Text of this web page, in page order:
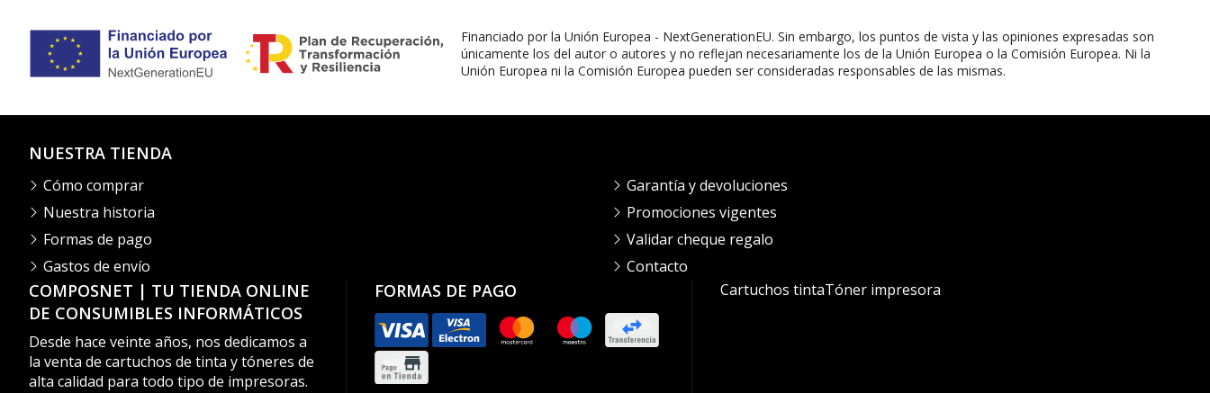
Financiado por la Unión Europea - NextGenerationEU. Sin embargo, los puntos de vista y las opiniones expresadas son
únicamente los del autor o autores y no reflejan necesariamente los de la Unión Europea o la Comisión Europea. Ni la
Unión Europea ni la Comisión Europea pueden ser consideradas responsables de las mismas.
COMPOSNET | TU TIENDA ONLINE
DE CONSUMIBLES INFORMÁTICOS
Desde hace veinte años, nos dedicamos a
la venta de cartuchos de tinta y tóneres de
alta calidad para todo tipo de impresoras.
FORMAS DE PAGO
NUESTRA TIENDA
Cómo comprar
Nuestra historia
Formas de pago
Gastos de envío
Garantía y devoluciones
Promociones vigentes
Validar cheque regalo
Contacto
Cartuchos tintaTóner impresora